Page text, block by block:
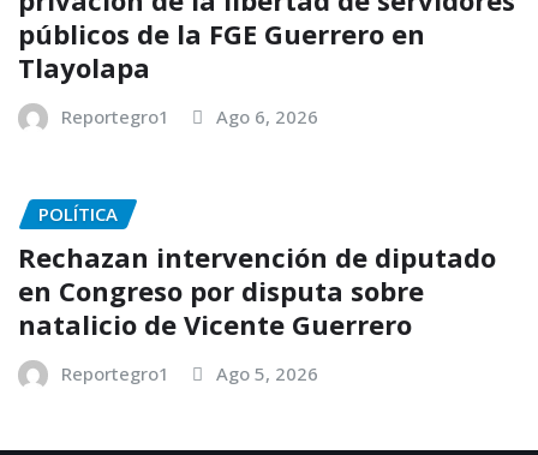
públicos de la FGE Guerrero en
Tlayolapa
Reportegro1 Ago 6, 2026
POLÍTICA
Rechazan intervención de diputado
en Congreso por disputa sobre
natalicio de Vicente Guerrero
Reportegro1 Ago 5, 2026